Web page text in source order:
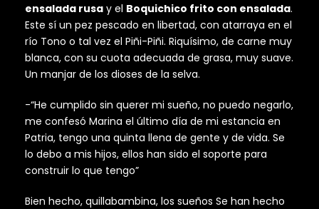
ensalada rusa y el Boquichico frito con ensalada.
Este sí un pez pescado en libertad, con atarraya en el
río Tono o tal vez el Piñi-Piñi. Riquísimo, de carne muy
blanca, con su cuota adecuada de grasa, muy suave.
Un manjar de los dioses de la selva.
-“He cumplido sin querer mi sueño, no puedo negarlo,
me confesó Marina el último día de mi estancia en
Patria, tengo una quinta llena de gente y de vida. Se
lo debo a mis hijos, ellos han sido el soporte para
construir lo que tengo”
Bien hecho, quillabambina, los sueños Se han hecho